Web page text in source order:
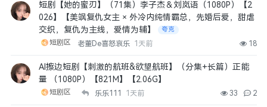
短剧【她的蜜刃】（71集）李子杰＆刘岚语（1080P）【2
026】【美飒复仇女主 × 外冷内纯情霸总，先婚后爱，甜虐
交织，复仇为主线，爱情为辅】
夸克
短剧区 老董De喜怒哀乐 1天前 18
AI擦边短剧【刺激的航班&欲望航班】（分集+长篇）正能
量 （1080P）【821M】【2.06G】
短剧区 乐乐111 1天前 33 2